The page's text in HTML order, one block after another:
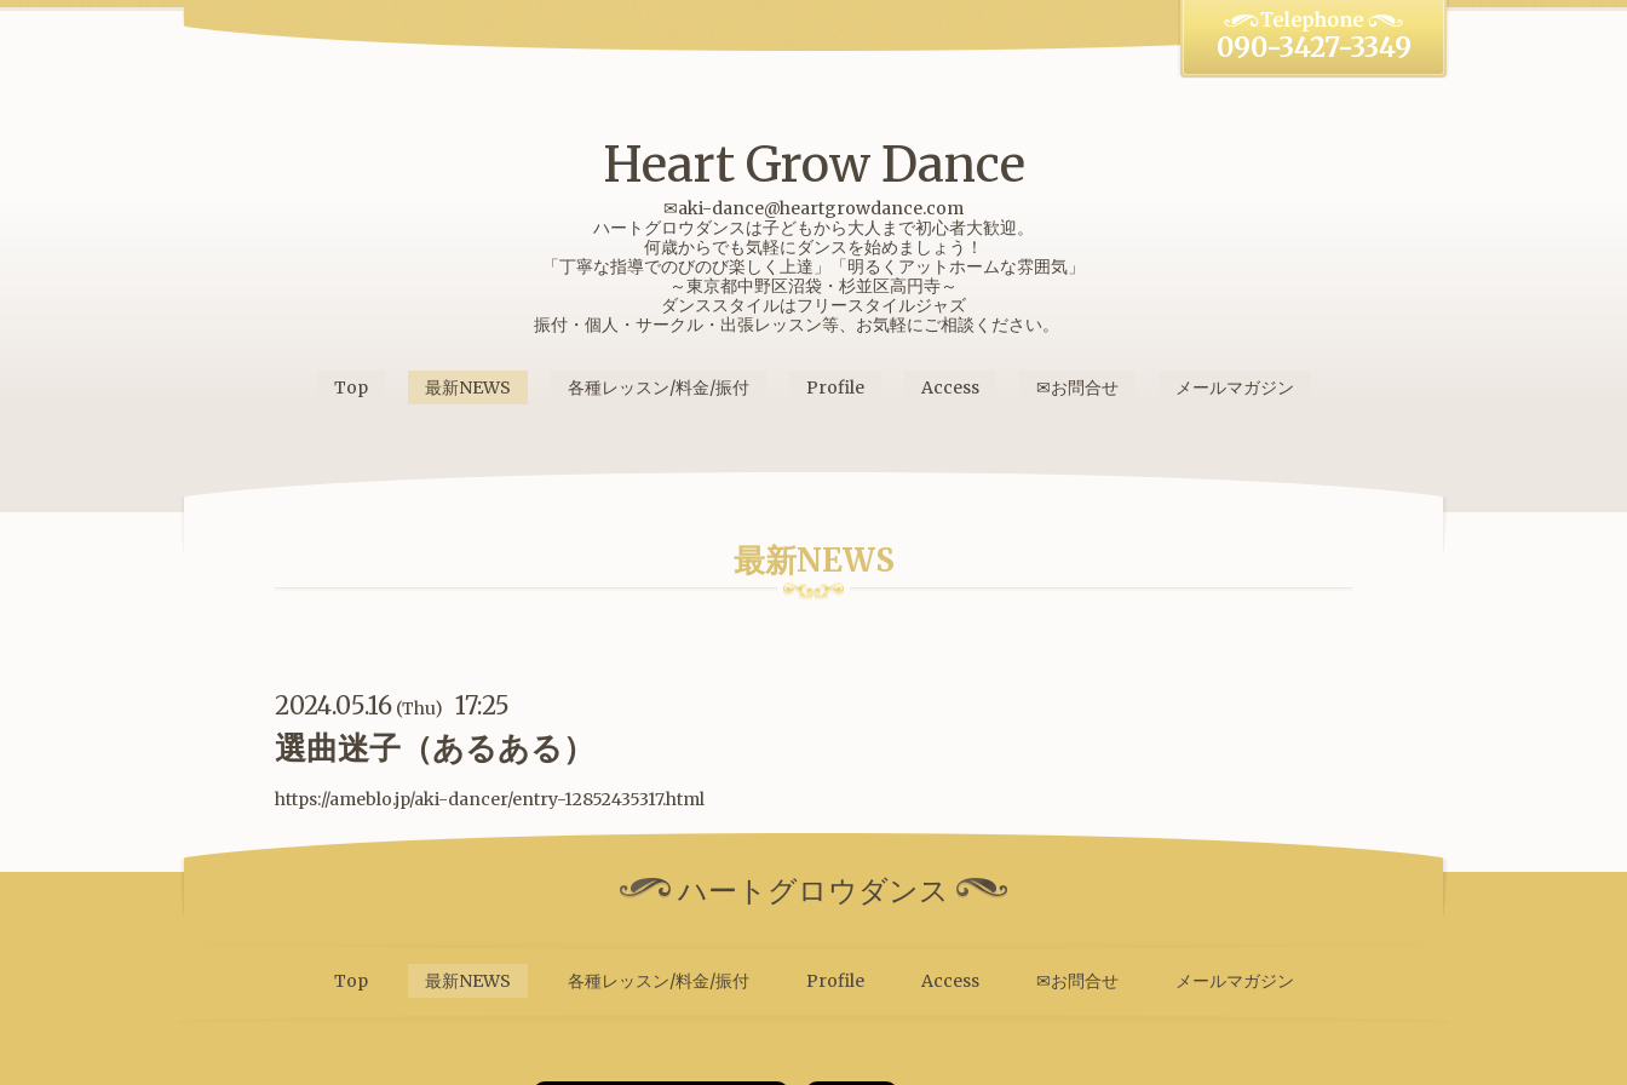
Heart Grow Dance
✉aki-dance@heartgrowdance.com
ハートグロウダンスは子どもから大人まで初心者大歓迎。
何歳からでも気軽にダンスを始めましょう！
「丁寧な指導でのびのび楽しく上達」「明るくアットホームな雰囲気」
～東京都中野区沼袋・杉並区高円寺～
ダンススタイルはフリースタイルジャズ
振付・個人・サークル・出張レッスン等、お気軽にご相談ください。
090-3427-3349
Top 最新NEWS 各種レッスン/料金/振付 Profile Access ✉お問合せ メールマガジン
最新NEWS
2024.05.16 (Thu) 17:25
選曲迷子（あるある）
https://ameblo.jp/aki-dancer/entry-12852435317.html
ハートグロウダンス
Top 最新NEWS 各種レッスン/料金/振付 Profile Access ✉お問合せ メールマガジン